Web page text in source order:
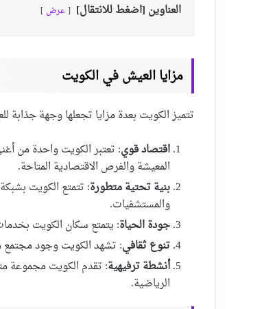
العناوين [اضغط للانتقال] عرض
مزايا العيش في الكويت
تتميز الكويت بعدة مزايا تجعلها وجهة جذابة
اقتصاد قوي: تعتبر الكويت واحدة من
المعيشة والفرص الاقتصادية المتاحة.
بنية تحتية متطورة: تتمتع الكويت
والمستشفيات.
جودة الحياة: يتمتع سكان الكويت
تنوع ثقافي: تشهد الكويت وجود مجتمع
أنشطة ترفيهية: تقدم الكويت مجموعة
الرياضية.